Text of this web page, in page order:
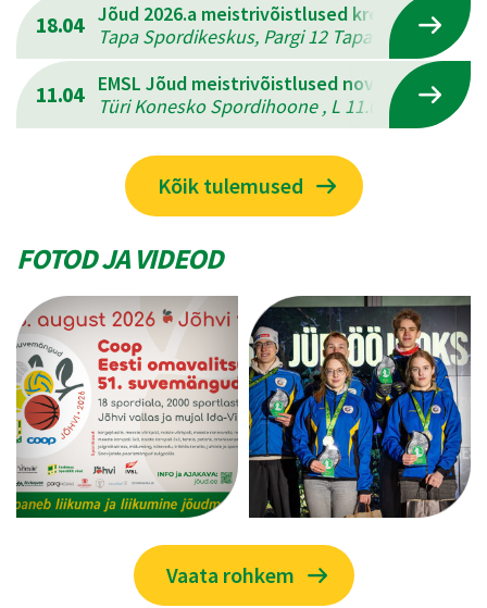
18.04 Jõud 2026.a meistrivõistlused kreeka-rooma
Tapa Spordikeskus, Pargi 12 Tapal , L
11.04
EMSL Jõud meistrivõistlused novuses
Türi Konesko Spordihoone , L 11.04.2026 - P
Kõik tulemused
FOTOD JA VIDEOD
Vaata rohkem